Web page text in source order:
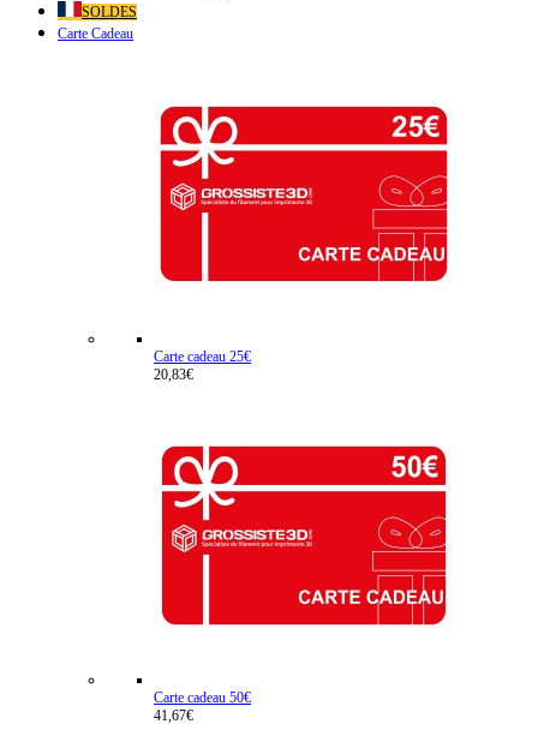
SOLDES
Carte Cadeau
Carte cadeau 25€
20,83€
Carte cadeau 50€
41,67€